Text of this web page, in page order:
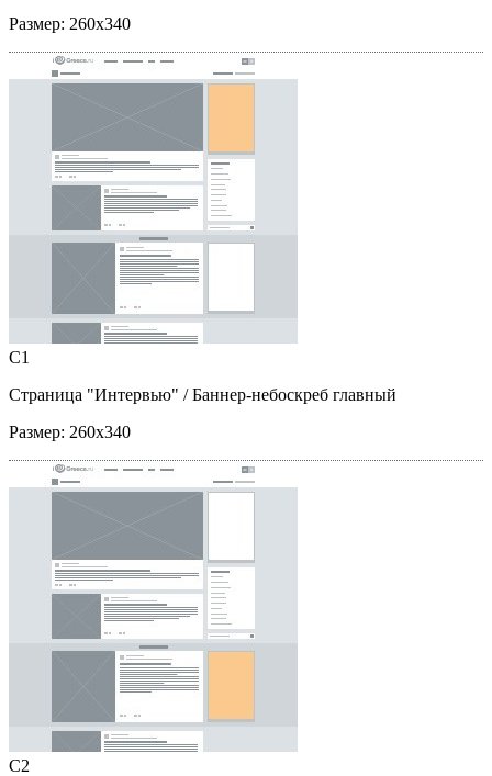
Размер: 260x340
C1
Страница "Интервью" / Баннер-небоскреб главный
Размер: 260x340
C2